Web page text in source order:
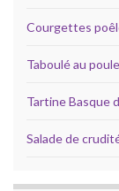
Courgettes
Taboulé au
Tartine Basque
Salade de